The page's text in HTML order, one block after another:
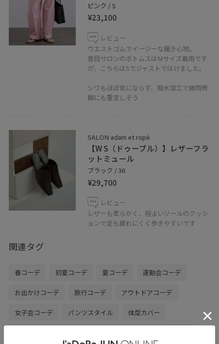
✏︎Information
◼︎フォロー
コーディネートを気に入って頂けたら
アイコンクリック→“♡フォローする”
を押して頂けると励みになります！
◼︎ LINE接客やってます！
商品のお問い合わせや在庫確認など、LINEにてお気軽に
お問い合わせ下さい。スタッフがお返事をさせて頂きま
LINEでサロン アダム エ ロぺ天王寺MIO店スタッフに相談
は【友達だち追加】をタップをして下さい。
ピンク / S
¥23,100
レビュー
ウエストゴムでイージーな履き心地。
普段サロンのボトムスはMサイズ着用です
が、こちらはSでジャストではけました。
シワもほぼ気にならず、撥水加工で梅雨時
期にも重宝しそう
SALON adam et ropé
【W S（ドゥーブル）】レザーフラ
ットミュール
ブラック / 36
¥29,700
レビュー
レザーも柔らかく、程よいソールのクッシ
ョンで足も疲れにくく歩きやすいです
関連タグ
春コーデ 初夏コーデ 夏コーデ 運動会コーデ
お出かけコーデ 旅行コーデ アウトドアコーデ
女子会コーデ パンツスタイル 体型カバー